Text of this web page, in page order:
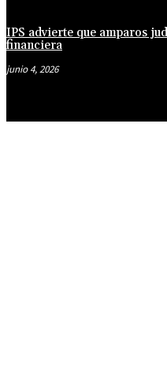
IPS advierte que amparos
financiera
junio 4, 2026